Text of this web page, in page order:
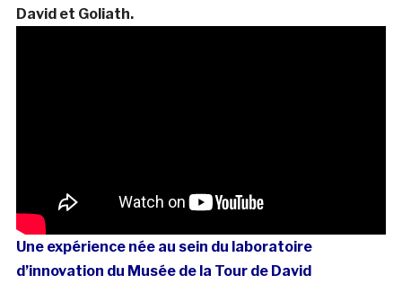
David et Goliath.
Une expérience née au sein du laboratoire
d’innovation du Musée de la Tour de David